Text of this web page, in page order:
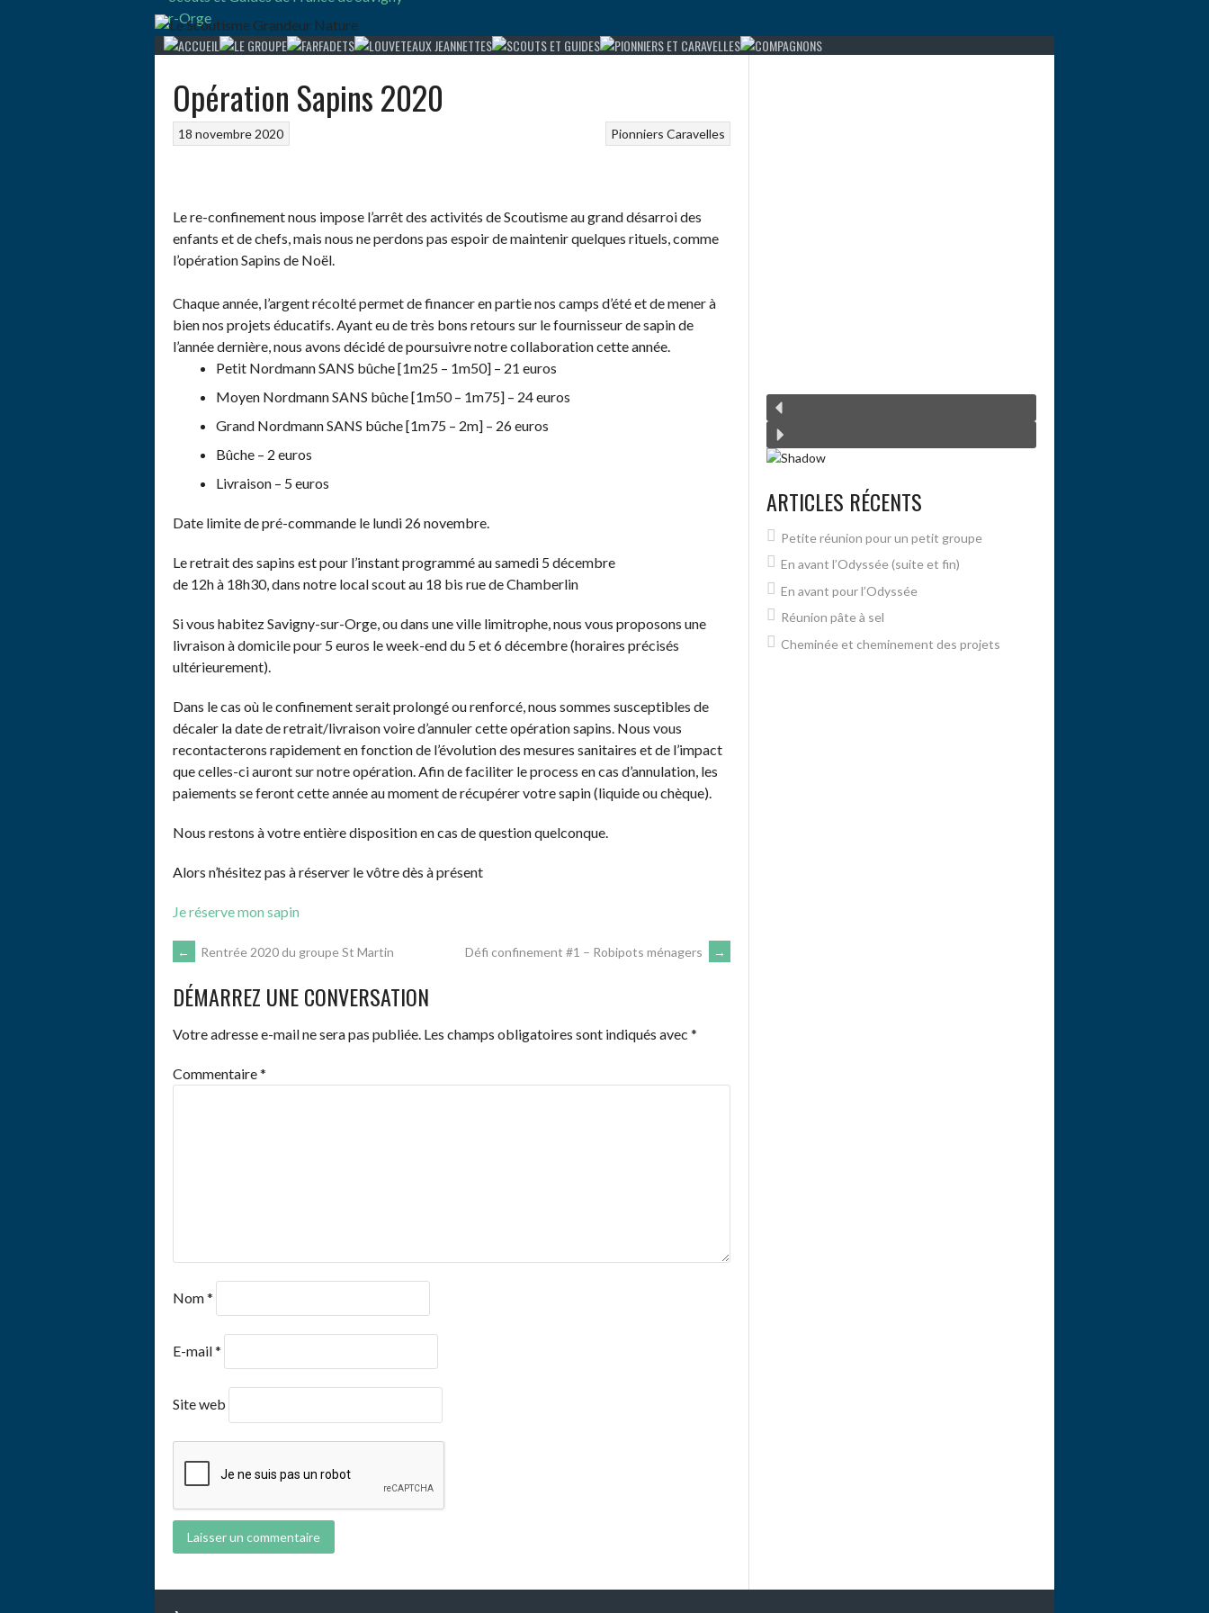
Opération Sapins 2020
Pionniers Caravelles
18 novembre 2020
Le re-confinement nous impose l’arrêt des activités de Scoutisme au grand désarroi des
enfants et de chefs, mais nous ne perdons pas espoir de maintenir quelques rituels, comme
l’opération Sapins de Noël.
Chaque année, l’argent récolté permet de financer en partie nos camps d’été et de mener à
bien nos projets éducatifs. Ayant eu de très bons retours sur le fournisseur de sapin de
l’année dernière, nous avons décidé de poursuivre notre collaboration cette année.
Petit Nordmann SANS bûche [1m25 – 1m50] – 21 euros
Moyen Nordmann SANS bûche [1m50 – 1m75] – 24 euros
Grand Nordmann SANS bûche [1m75 – 2m] – 26 euros
Bûche – 2 euros
Livraison – 5 euros
Date limite de pré-commande le lundi 26 novembre.
Le retrait des sapins est pour l’instant programmé au samedi 5 décembre
de 12h à 18h30, dans notre local scout au 18 bis rue de Chamberlin
Si vous habitez Savigny-sur-Orge, ou dans une ville limitrophe, nous vous proposons une
livraison à domicile pour 5 euros le week-end du 5 et 6 décembre (horaires précisés
ultérieurement).
Dans le cas où le confinement serait prolongé ou renforcé, nous sommes susceptibles de
décaler la date de retrait/livraison voire d’annuler cette opération sapins. Nous vous
recontacterons rapidement en fonction de l’évolution des mesures sanitaires et de l’impact
que celles-ci auront sur notre opération. Afin de faciliter le process en cas d’annulation, les
paiements se feront cette année au moment de récupérer votre sapin (liquide ou chèque).
Nous restons à votre entière disposition en cas de question quelconque.
Alors n’hésitez pas à réserver le vôtre dès à présent
Je réserve mon sapin
NAVIGATION
DES
ARTICLES
← Rentrée 2020 du groupe St Martin Défi confinement #1 – Robipots ménagers →
DÉMARREZ UNE CONVERSATION
Votre adresse e-mail ne sera pas publiée. Les champs obligatoires sont indiqués avec *
Commentaire*
Nom*
E-mail*
Site web
ARTICLES RÉCENTS
Petite réunion pour un petit groupe
En avant l’Odyssée (suite et fin)
En avant pour l’Odyssée
Réunion pâte à sel
Cheminée et cheminement des projets